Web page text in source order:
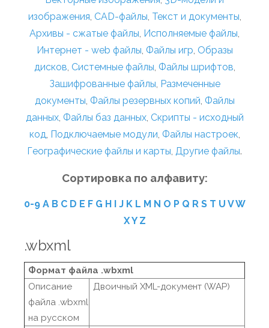
изображения, CAD-файлы, Текст и документы,
Архивы - сжатые файлы, Исполняемые файлы,
Интернет - web файлы, Файлы игр, Образы
дисков, Системные файлы, Файлы шрифтов,
Зашифрованные файлы, Размеченные
документы, Файлы резервных копий, Файлы
данных, Файлы баз данных, Скрипты - исходный
код, Подключаемые модули, Файлы настроек,
Географические файлы и карты, Другие файлы.
Сортировка по алфавиту:
0-9 A B C D E F G H I J K L M N O P Q R S T U VW
XY Z
.wbxml
Формат файла .wbxml
Описание
файла .wbxml
на русском
Двоичный XML-документ (WAP)